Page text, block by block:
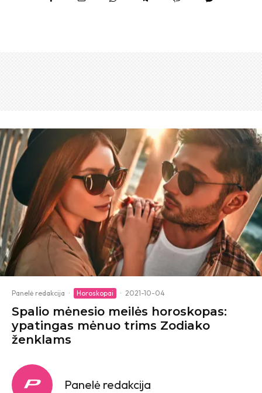
Panelė redakcija · Horoskopai · 2021-10-04
Spalio mėnesio meilės horoskopas:
ypatingas mėnuo trims Zodiako
ženklams
Panelė redakcija